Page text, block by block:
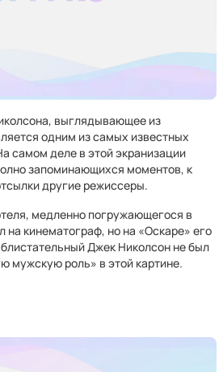
выглядывающее из
одним из самых известных
самом деле в этой экранизации
запоминающихся моментов, к
другие режиссеры.
медленно погружающегося в
на кинематограф, но на «Оскаре» его
Джек Николсон не был
мужскую роль» в этой картине.